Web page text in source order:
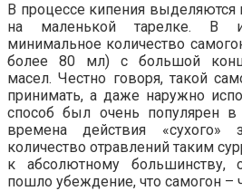
В процессе кипения выделяются
на маленькой тарелке. В
минимальное количество
более 80 мл) с большой
масел. Честно говоря, такой
принимать, а даже наружно
способ был очень популярен
времена действия «сухого»
количество отравлений таким
к абсолютному большинству,
пошло убеждение, что самогон –